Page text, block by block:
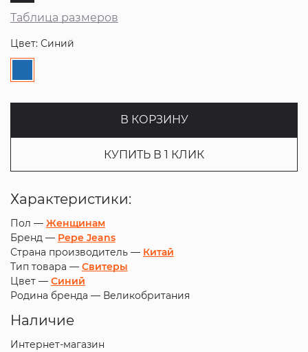
Таблица размеров
Цвет: Синий
В КОРЗИНУ
КУПИТЬ В 1 КЛИК
Характеристики:
Пол — Женщинам
Бренд — Pepe Jeans
Страна производитель — Китай
Тип товара — Свитеры
Цвет — Синий
Родина бренда — Великобритания
Наличие
Интернет-магазин